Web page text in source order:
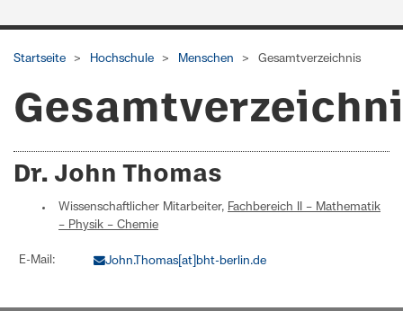
Startseite Hochschule Menschen Gesamtverzeichnis
Dr. John Thomas
Wissenschaftlicher Mitarbeiter, Fachbereich II – Mathematik
– Physik – Chemie
E-Mail: John.Thomas[at]bht-berlin.de